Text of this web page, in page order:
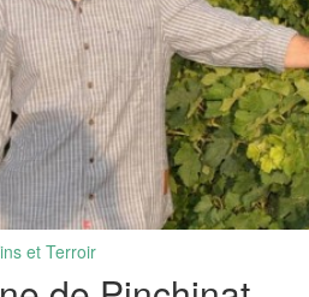
et Terroir